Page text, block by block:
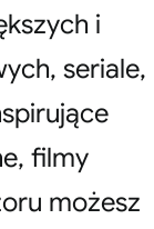
i
seriale,
filmy
możesz